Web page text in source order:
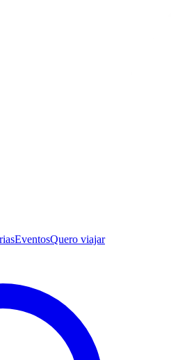
EventosQuero viajar